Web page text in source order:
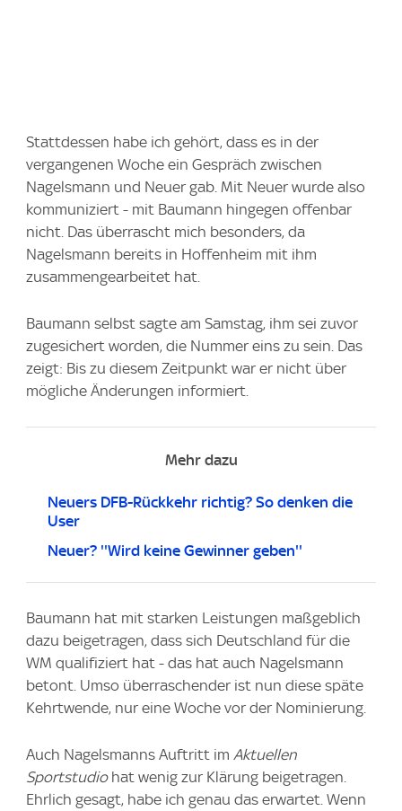
Stattdessen habe ich gehört, dass es in der
vergangenen Woche ein Gespräch zwischen
Nagelsmann und Neuer gab. Mit Neuer wurde also
kommuniziert - mit Baumann hingegen offenbar
nicht. Das überrascht mich besonders, da
Nagelsmann bereits in Hoffenheim mit ihm
zusammengearbeitet hat.
Baumann selbst sagte am Samstag, ihm sei zuvor
zugesichert worden, die Nummer eins zu sein. Das
zeigt: Bis zu diesem Zeitpunkt war er nicht über
mögliche Änderungen informiert.
Mehr dazu
Neuers DFB-Rückkehr richtig? So denken die
User
Neuer? ''Wird keine Gewinner geben''
Baumann hat mit starken Leistungen maßgeblich
dazu beigetragen, dass sich Deutschland für die
WM qualifiziert hat - das hat auch Nagelsmann
betont. Umso überraschender ist nun diese späte
Kehrtwende, nur eine Woche vor der Nominierung.
Auch Nagelsmanns Auftritt im Aktuellen
Sportstudio hat wenig zur Klärung beigetragen.
Ehrlich gesagt, habe ich genau das erwartet. Wenn